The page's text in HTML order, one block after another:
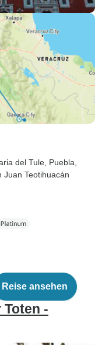
del Tule , Puebla
Juan Teotihuacán
Reise ansehen
Toten -